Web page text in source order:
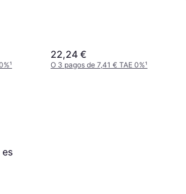
¹
22,24 €
O 3 pagos de 7,41 € TAE 0%¹
es